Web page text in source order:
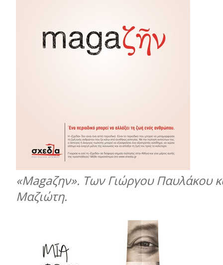
«Magaζην». Των Γιώργου Παυλάκου
Μαζιώτη.